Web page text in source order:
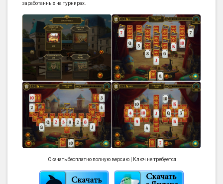
заработанных на турнирах.
Скачать бесплатно полную версию | Ключ не требуется